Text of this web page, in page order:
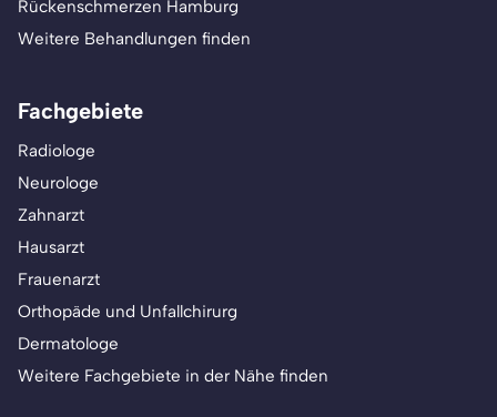
Rückenschmerzen Hamburg
Weitere Behandlungen finden
Fachgebiete
Radiologe
Neurologe
Zahnarzt
Hausarzt
Frauenarzt
Orthopäde und Unfallchirurg
Dermatologe
Weitere Fachgebiete in der Nähe finden